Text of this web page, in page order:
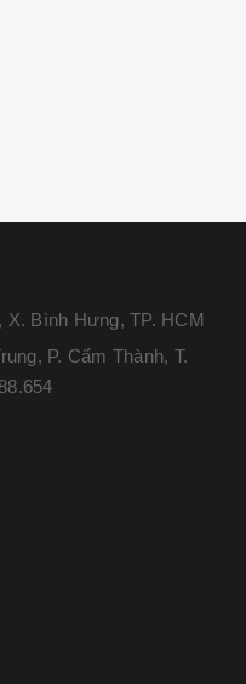
X. Bình Hưng, TP. HCM
P. Cẩm Thành, T.